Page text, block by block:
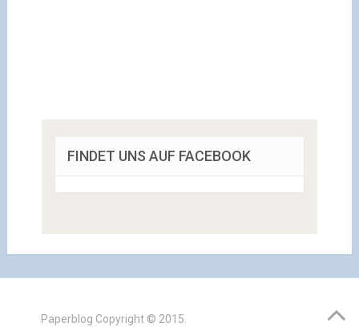
FINDET UNS AUF FACEBOOK
Paperblog Copyright © 2015.